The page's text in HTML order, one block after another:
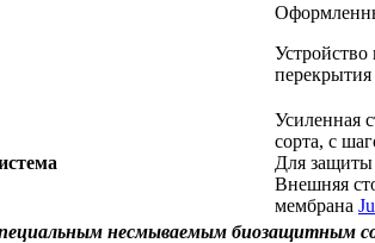
перекрытия
Усиленная
сорта, с
Для защиты
Внешняя
мембрана
несмываемым биозащитным